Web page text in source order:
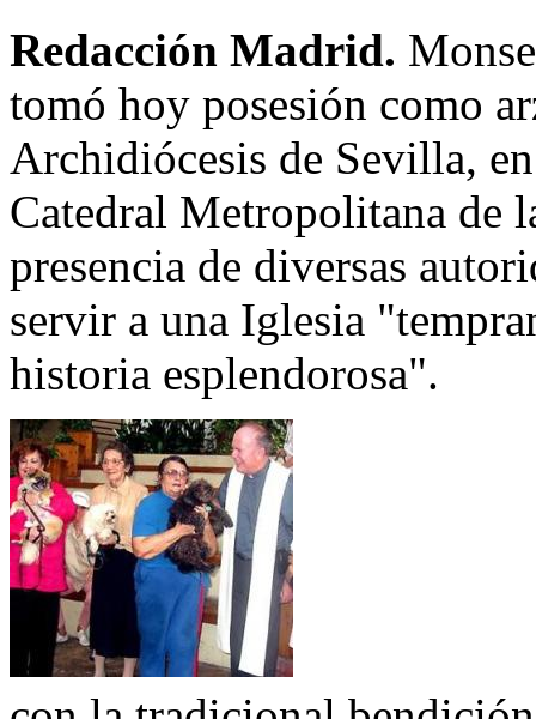
Redacción Madrid.
tomó hoy posesión como
Archidiócesis de Sevilla,
Catedral Metropolitana de
presencia de diversas
servir a una Iglesia
historia esplendorosa".